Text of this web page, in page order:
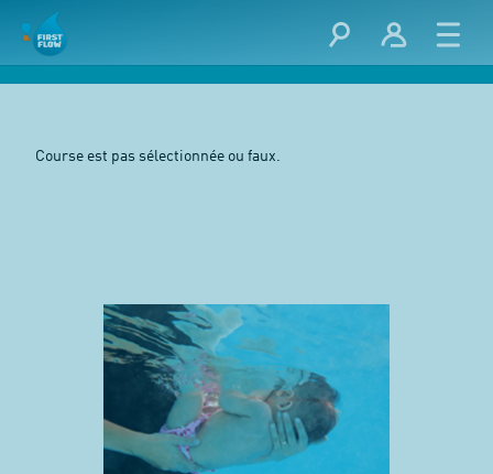
Course est pas sélectionnée ou faux.